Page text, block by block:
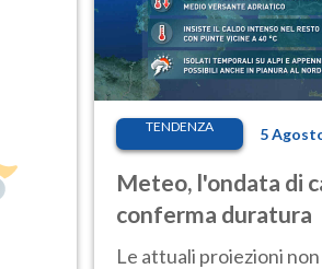
TENDENZA 5
Meteo, l'ondata di
conferma duratura
Le attuali proiezioni